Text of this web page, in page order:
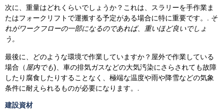
次に、重量はどれくらいでしょうか？これは、スラリーを手作業ま
たはフォークリフトで運搬する予定がある場合に特に重要です。. そ
れがワークフローの一部になるのであれば、重いほど良いでしょ
う。
最後に、どのような環境で作業していますか？屋外で作業している
場合（屋内でも)、車の排気ガスなどの大気汚染にさらされても故障
したり腐食したりすることなく、極端な温度や雨や降雪などの気象
条件に耐えられるものが必要になります。.
建設資材